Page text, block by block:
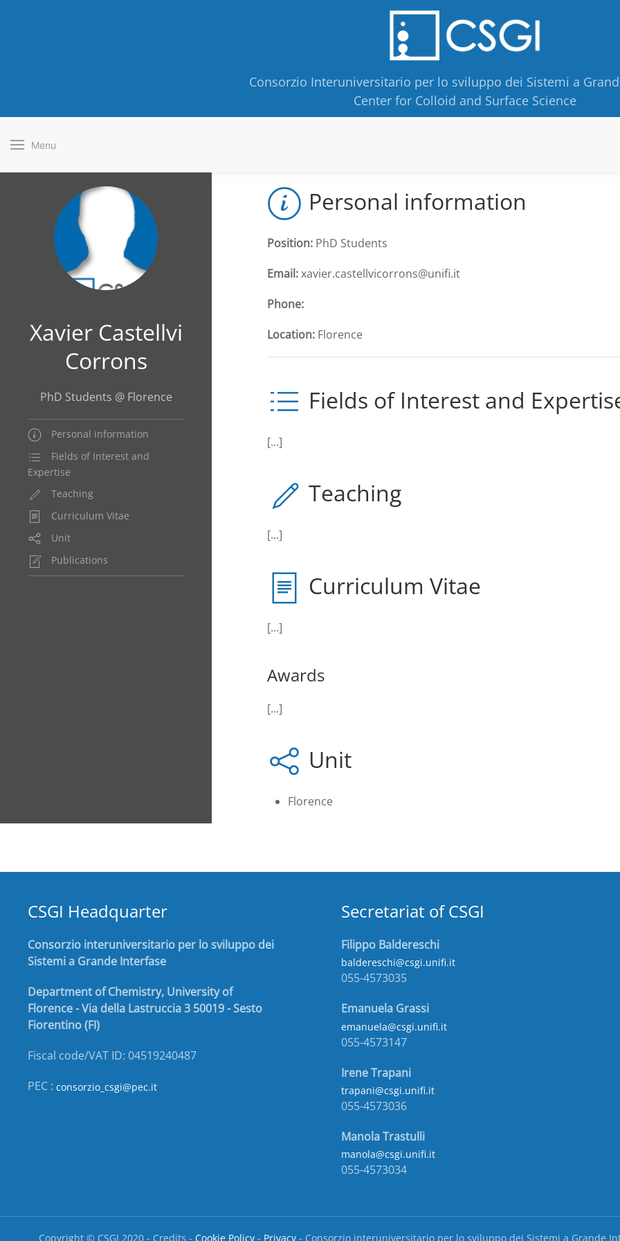
Consorzio Interuniversitario per lo sviluppo dei Sistemi a
Center for Colloid and Surface Science
Menu
Xavier Castellvi
Corrons
PhD Students @ Florence
Personal information
Fields of Interest and
Expertise
Teaching
Curriculum Vitae
Unit
Publications
Personal information
Position: PhD Students
Email:xavier.castellvicorrons@unifi.it
Phone:
Location: Florence
Fields of Interest and
[...]
Teaching
[...]
Curriculum Vitae
[...]
Awards
[...]
Unit
Florence
CSGI Headquarter
Consorzio interuniversitario per lo sviluppo dei
Sistemi a Grande Interfase
Department of Chemistry, University of
Florence - Via della Lastruccia 3 50019 - Sesto
Fiorentino (FI)
Fiscal code/VAT ID: 04519240487
PEC : consorzio_csgi@pec.it
Secretariat of CSGI
Filippo Baldereschi
baldereschi@csgi.unifi.it
055-4573035
Emanuela Grassi
emanuela@csgi.unifi.it
055-4573147
Irene Trapani
trapani@csgi.unifi.it
055-4573036
Manola Trastulli
manola@csgi.unifi.it
055-4573034
Copyright © CSGI 2020 - Credits - Cookie Policy - Privacy - Consorzio interuniversitario per lo sviluppo dei Sistemi a Grande